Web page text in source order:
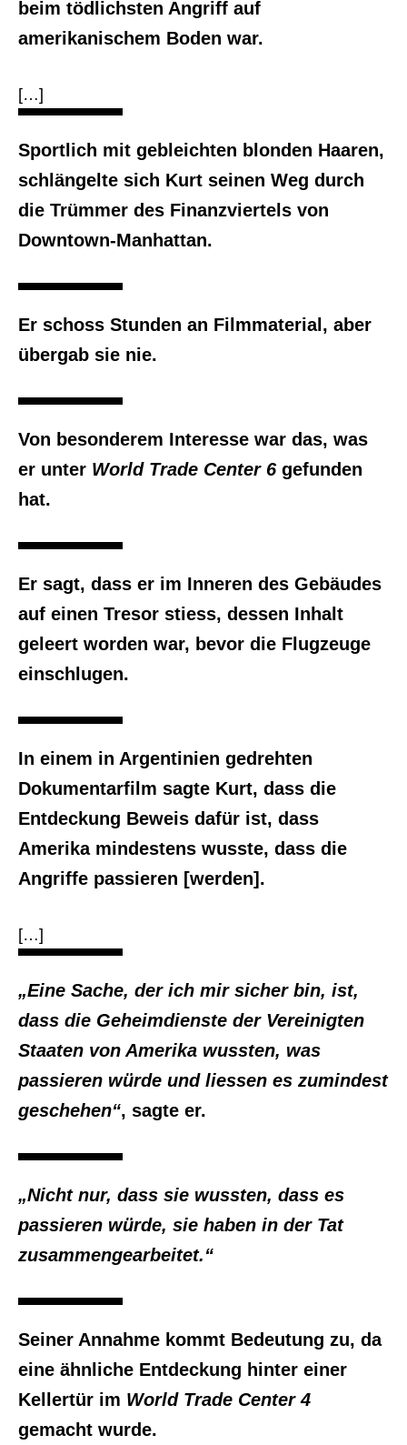
beim tödlichsten Angriff auf
amerikanischem Boden war.
[…]
Sportlich mit gebleichten blonden Haaren,
schlängelte sich Kurt seinen Weg durch
die Trümmer des Finanzviertels von
Downtown-Manhattan.
Er schoss Stunden an Filmmaterial, aber
übergab sie nie.
Von besonderem Interesse war das, was
er unter World Trade Center 6 gefunden
hat.
Er sagt, dass er im Inneren des Gebäudes
auf einen Tresor stiess, dessen Inhalt
geleert worden war, bevor die Flugzeuge
einschlugen.
In einem in Argentinien gedrehten
Dokumentarfilm sagte Kurt, dass die
Entdeckung Beweis dafür ist, dass
Amerika mindestens wusste, dass die
Angriffe passieren [werden].
[…]
„Eine Sache, der ich mir sicher bin, ist,
dass die Geheimdienste der Vereinigten
Staaten von Amerika wussten, was
passieren würde und liessen es zumindest
geschehen“, sagte er.
„Nicht nur, dass sie wussten, dass es
passieren würde, sie haben in der Tat
zusammengearbeitet.“
Seiner Annahme kommt Bedeutung zu, da
eine ähnliche Entdeckung hinter einer
Kellertür im World Trade Center 4
gemacht wurde.